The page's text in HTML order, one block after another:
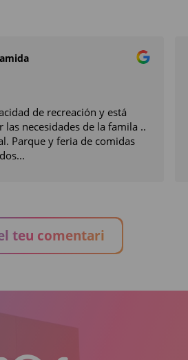
de recreación y está
necesidades de la famila ..
Parque y feria de comidas
teu comentari